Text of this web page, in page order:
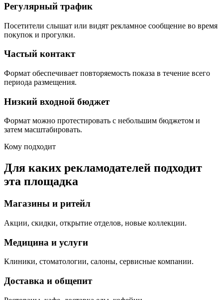
Регулярный трафик
Посетители слышат или видят рекламное сообщение во время
покупок и прогулки.
Частый контакт
Формат обеспечивает повторяемость показа в течение всего
периода размещения.
Низкий входной бюджет
Формат можно протестировать с небольшим бюджетом и
затем масштабировать.
Кому подходит
Для каких рекламодателей подходит
эта площадка
Магазины и ритейл
Акции, скидки, открытие отделов, новые коллекции.
Медицина и услуги
Клиники, стоматологии, салоны, сервисные компании.
Доставка и общепит